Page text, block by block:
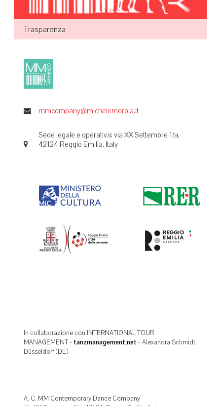
Trasparenza
mmcompany@michelemerola.it
Sede legale e operativa: via XX Settembre 1/a,
42124 Reggio Emilia, Italy
In collaborazione con INTERNATIONAL TOUR
MANAGEMENT - tanzmanagement.net- Alexandra Schmidt,
Düsseldorf (DE)
A. C. MM Contemporary Dance Company